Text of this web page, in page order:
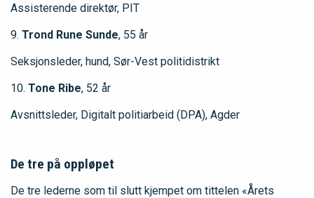
Assisterende direktør, PIT
9. Trond Rune Sunde, 55 år
Seksjonsleder, hund, Sør-Vest politidistrikt
10. Tone Ribe, 52 år
Avsnittsleder, Digitalt politiarbeid (DPA), Agder
De tre på oppløpet
De tre lederne som til slutt kjempet om tittelen «Årets